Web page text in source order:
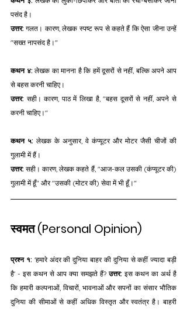
पसंद है।
उत्तर: गलत। कारण, लेखक स्पष्ट रूप से कहते हैं कि ऐसा जीना उन्हें
"सख्त नापसंद है।"
कथन ४: लेखक का मानना है कि हमें दूसरों से नहीं, बल्कि अपने आप
से बहस करनी चाहिए।
उत्तर: सही। कारण, पाठ में लिखा है, "बहस दूसरों से नहीं, अपने से
करनी चाहिए।"
कथन ५: लेखक के अनुसार, वे कंप्यूटर और मोटर जैसी चीजों की
गुलामी में हैं।
उत्तर: सही। कारण, लेखक कहते हैं, "आज-कल उसकी (कंप्यूटर की)
गुलामी में हूँ" और "उसकी (मोटर की) सेवा में भी हूँ।"
स्वमत (Personal Opinion)
प्रश्न १: 'हमारे अंदर की दुनिया बाहर की दुनिया से कहीं ज्यादा बड़ी
है' - इस कथन से आप क्या समझते हैं? उत्तर: इस कथन का अर्थ है
कि हमारी कल्पनाओं, विचारों, भावनाओं और सपनों का संसार भौतिक
दुनिया की सीमाओं से कहीं अधिक विस्तृत और स्वतंत्र है। बाहरी